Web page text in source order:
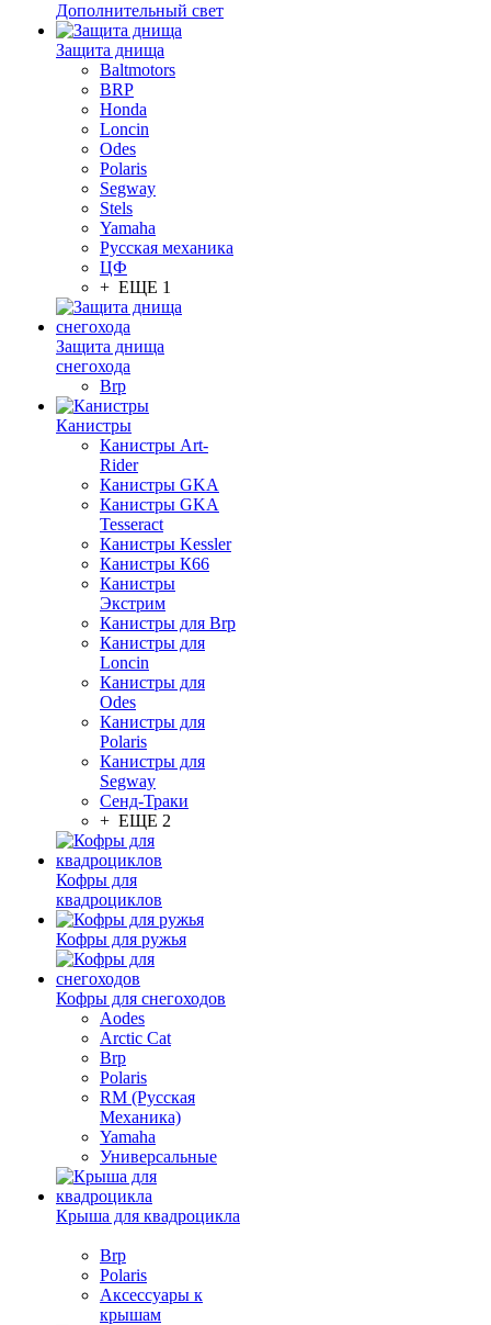
Дополнительный свет
Защита днища
Baltmotors
BRP
Honda
Loncin
Odes
Polaris
Segway
Stels
Yamaha
Русская механика
ЦФ
+ ЕЩЕ 1
Защита днища
снегохода
Brp
Канистры
Канистры Art-
Rider
Канистры GKA
Канистры GKA
Tesseract
Канистры Kessler
Канистры К66
Канистры
Экстрим
Канистры для Brp
Канистры для
Loncin
Канистры для
Odes
Канистры для
Polaris
Канистры для
Segway
Сенд-Траки
+ ЕЩЕ 2
Кофры для
квадроциклов
Кофры для ружья
Кофры для снегоходов
Aodes
Arctic Cat
Brp
Polaris
RM (Русская
Механика)
Yamaha
Универсальные
Крыша для квадроцикла
Brp
Polaris
Аксессуары к
крышам